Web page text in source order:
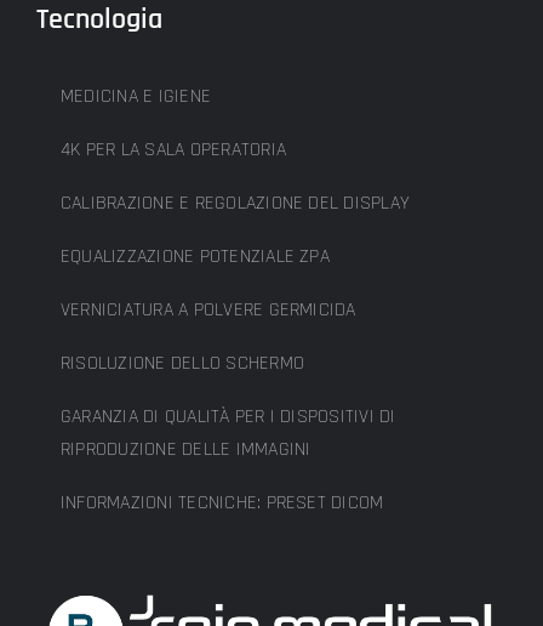
Tecnologia
MEDICINA E IGIENE
4K PER LA SALA OPERATORIA
CALIBRAZIONE E REGOLAZIONE DEL DISPLAY
EQUALIZZAZIONE POTENZIALE ZPA
VERNICIATURA A POLVERE GERMICIDA
RISOLUZIONE DELLO SCHERMO
GARANZIA DI QUALITÀ PER I DISPOSITIVI DI
RIPRODUZIONE DELLE IMMAGINI
INFORMAZIONI TECNICHE: PRESET DICOM